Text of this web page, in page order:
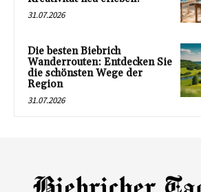
31.07.2026
Die besten Biebrich
Wanderrouten: Entdecken Sie
die schönsten Wege der
Region
31.07.2026